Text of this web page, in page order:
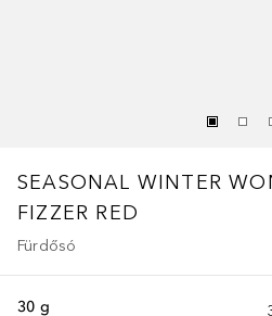
SEASONAL WINTER
FIZZER RED
Fürdősó
30 g